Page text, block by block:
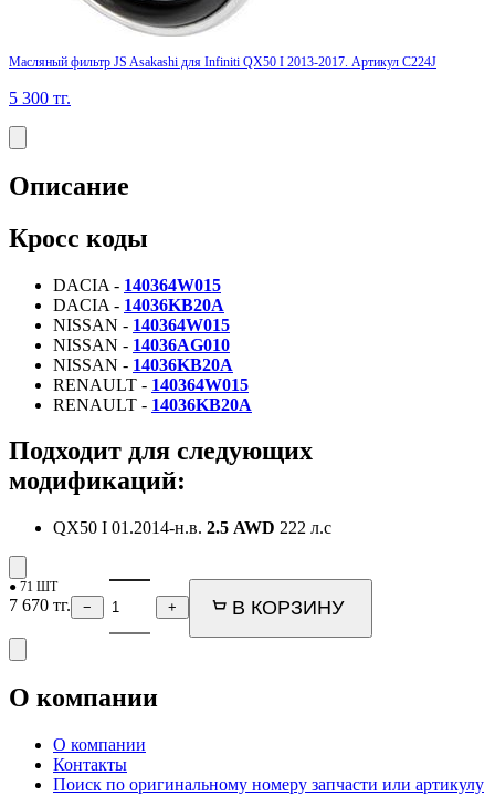
Масляный фильтр JS Asakashi для Infiniti QX50 I 2013-2017. Артикул C224J
5 300 тг.
Описание
Кросс коды
DACIA - 140364W015
DACIA - 14036KB20A
NISSAN - 140364W015
NISSAN - 14036AG010
NISSAN - 14036KB20A
RENAULT - 140364W015
RENAULT - 14036KB20A
Подходит для следующих
модификаций:
QX50 I 01.2014-н.в. 2.5 AWD 222 л.с
● 71 ШТ
7 670 тг. − + В КОРЗИНУ
О компании
О компании
Контакты
Поиск по оригинальному номеру запчасти или артикулу